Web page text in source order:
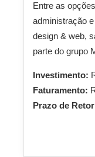
Entre as
administração
design & web,
parte do grupo
Investimento:
Faturamento:
Prazo de